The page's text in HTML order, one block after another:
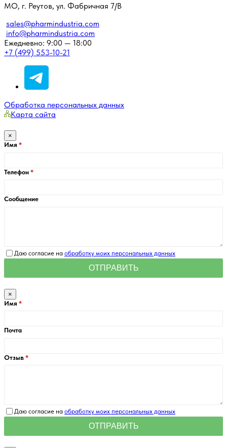
МО, г. Реутов, ул. Фабричная 7/В
sales@pharmindustria.com
info@pharmindustria.com
Ежедневно: 9:00 — 18:00
+7 (499) 553-10-21
Обработка персональных данных
Карта сайта
×
Имя
Телефон
Сообщение
Даю согласие на обработку моих персональных данных
×
Имя
Почта
Отзыв
Даю согласие на обработку моих персональных данных